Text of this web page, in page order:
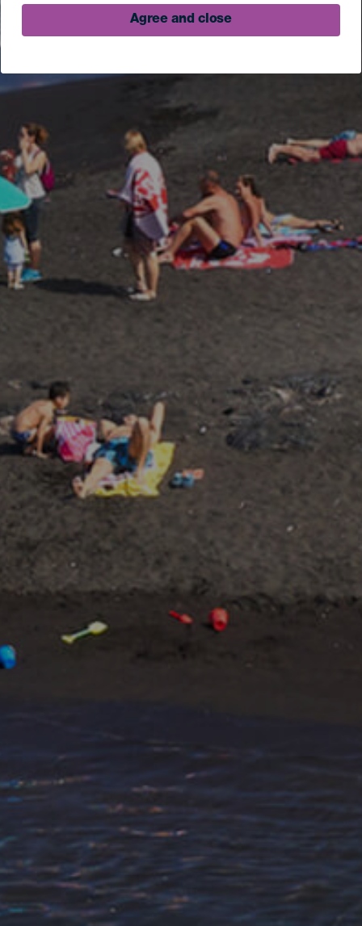
Agree and close